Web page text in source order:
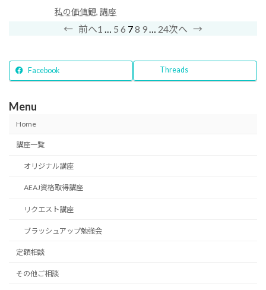
私の価値観, 講座
← 前へ1 … 5 6 78 9… 24次へ →
Facebook Threads
Menu
Home
講座一覧
オリジナル講座
AEAJ資格取得講座
リクエスト講座
ブラッシュアップ勉強会
定額相談
その他ご相談